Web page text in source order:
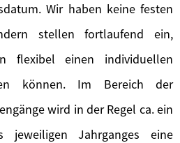
Wir haben keine festen
stellen fortlaufend ein,
flexibel einen individuellen
können. Im Bereich der
wird in der Regel ca. ein
Jahrganges eine